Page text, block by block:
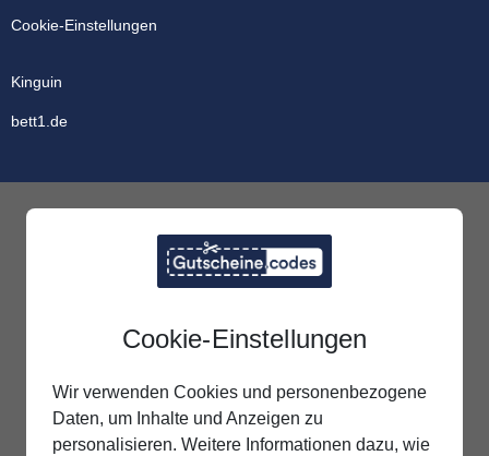
Cookie-Einstellungen
Kinguin
bett1.de
Cookie-Einstellungen
Wir verwenden Cookies und personenbezogene
Daten, um Inhalte und Anzeigen zu
personalisieren. Weitere Informationen dazu, wie